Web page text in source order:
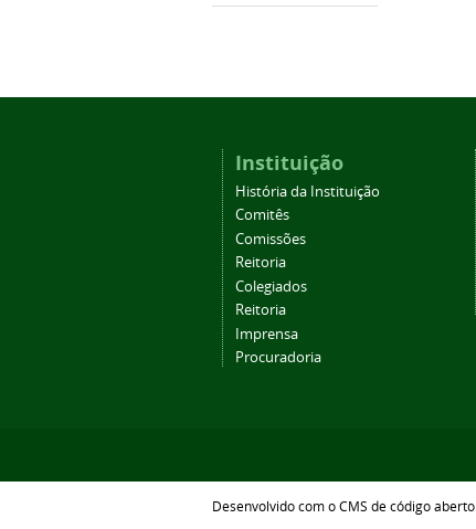
Instituição
História da Instituição
Comitês
Comissões
Reitoria
Colegiados
Reitoria
Imprensa
Procuradoria
Desenvolvido com o CMS de código aberto